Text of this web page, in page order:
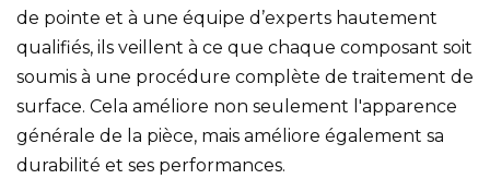
de pointe et à une équipe d’experts hautement
qualifiés, ils veillent à ce que chaque composant soit
soumis à une procédure complète de traitement de
surface. Cela améliore non seulement l'apparence
générale de la pièce, mais améliore également sa
durabilité et ses performances.